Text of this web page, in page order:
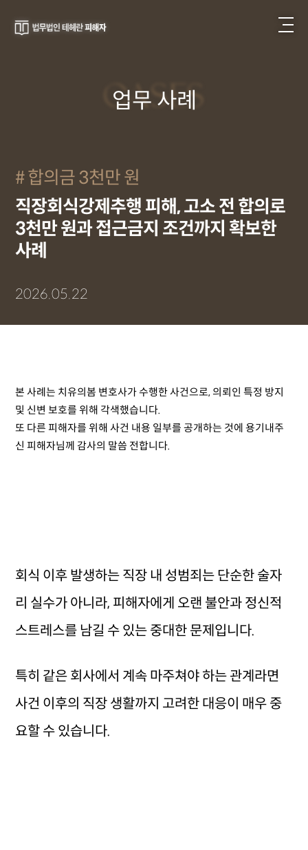
CASES
업무 사례
합의금 3천만 원
직장회식강제추행 피해, 고소 전 합의로
3천만 원과 접근금지 조건까지 확보한
사례
2026.05.22
본 사례는 치유의봄 변호사가 수행한 사건으로, 의뢰인 특정 방지
및 신변 보호를 위해 각색했습니다.
또 다른 피해자를 위해 사건 내용 일부를 공개하는 것에 용기내주
신 피해자님께 감사의 말씀 전합니다.
회식 이후 발생하는 직장 내 성범죄는 단순한 술자
리 실수가 아니라, 피해자에게 오랜 불안과 정신적
스트레스를 남길 수 있는 중대한 문제입니다.
특히 같은 회사에서 계속 마주쳐야 하는 관계라면
사건 이후의 직장 생활까지 고려한 대응이 매우 중
요할 수 있습니다.